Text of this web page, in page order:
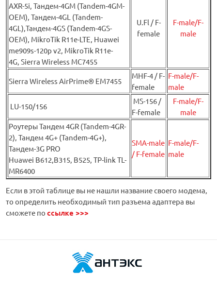
AXR-5i, Тандем-4GM (Tandem-4GM-
OEM), Тандем-4GL (Tandem-
4GL),Тандем-4GS (Tandem-4GS-
OEM), MikroTik R11e-LTE, Huawei
me909s-120p v2, MikroTik R11e-
4G, Sierra Wireless MC7455
U.Fl / F-
female
F-male/F-
male
Sierra Wireless AirPrime® EM7455
MHF-4 / F-
female
F-male/F-
male
LU-150/156
MS-156 /
F-female
F-male/F-
male
Роутеры Тандем 4GR (Tandem-4GR-
2), Тандем 4G+ (Tandem-4G+),
Тандем-3G PRO
Huawei B612,B315, B525, TP-link TL-
MR6400
SMA-male
/ F-female
F-male/F-
male
Если в этой таблице вы не нашли название своего модема,
то определить необходимый тип разъема адаптера вы
сможете по ссылке >>>